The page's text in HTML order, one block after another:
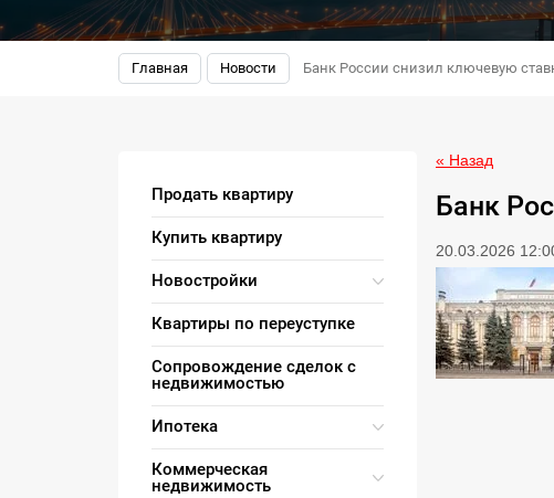
Главная Новости Банк России снизил ключевую
Продать квартиру
Купить квартиру
Новостройки
Квартиры по переуступке
Сопровождение сделок с
недвижимостью
Ипотека
Коммерческая
недвижимость
« Назад
Банк
20.03.2026